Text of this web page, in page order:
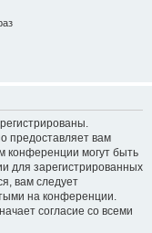
предоставляет вам
конференции могут быть
для зарегистрированных
вам следует
на конференции.
согласие со всеми